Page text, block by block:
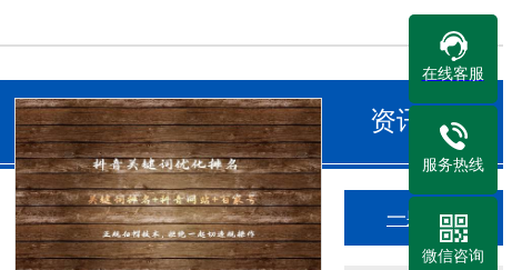
资讯中心
一躺网络知识中心
在线客服
服务热线
微信咨询